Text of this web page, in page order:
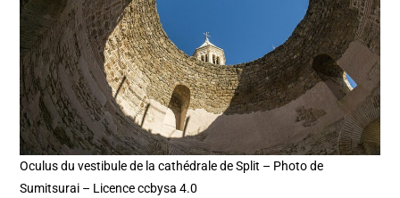
Oculus du vestibule de la cathédrale de Split – Photo de
Sumitsurai – Licence ccbysa 4.0